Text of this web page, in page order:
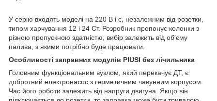
У серію входять моделі на 220 В і с, незалежним від розетки,
типом харчування 12 і 24 Ст. Розробник пропонує колонки з
різною пропускною здатністю, вибір залежить від об'єму
палива, з якими потрібно буде працювати.
Особливості заправних модулів PIUSI без лічильника
Головним функціональним вузлом, який перекачує ДТ, є
добротний електронасос з герметичним чавунним корпусом.
Час його роботи залежить від напруги двигуна. Якщо він